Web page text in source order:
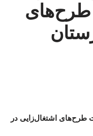
طرح‌های
طرح‌های اشتغال‌زایی در